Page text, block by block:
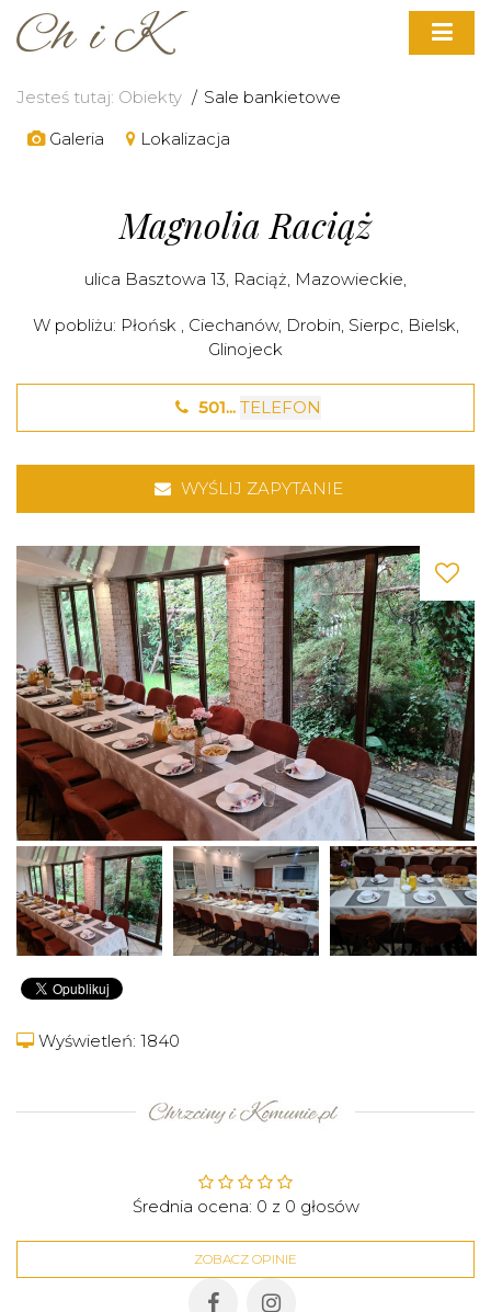
Jesteś tutaj: Obiekty
Sale bankietowe
Galeria
Lokalizacja
Magnolia Raciąż
ulica Basztowa 13, Raciąż, Mazowieckie,
W pobliżu: Płońsk , Ciechanów, Drobin, Sierpc, Bielsk,
Glinojeck
501... TELEFON
WYŚLIJ ZAPYTANIE
Wyświetleń: 1840
Średnia ocena: 0 z 0 głosów
ZOBACZ OPINIE